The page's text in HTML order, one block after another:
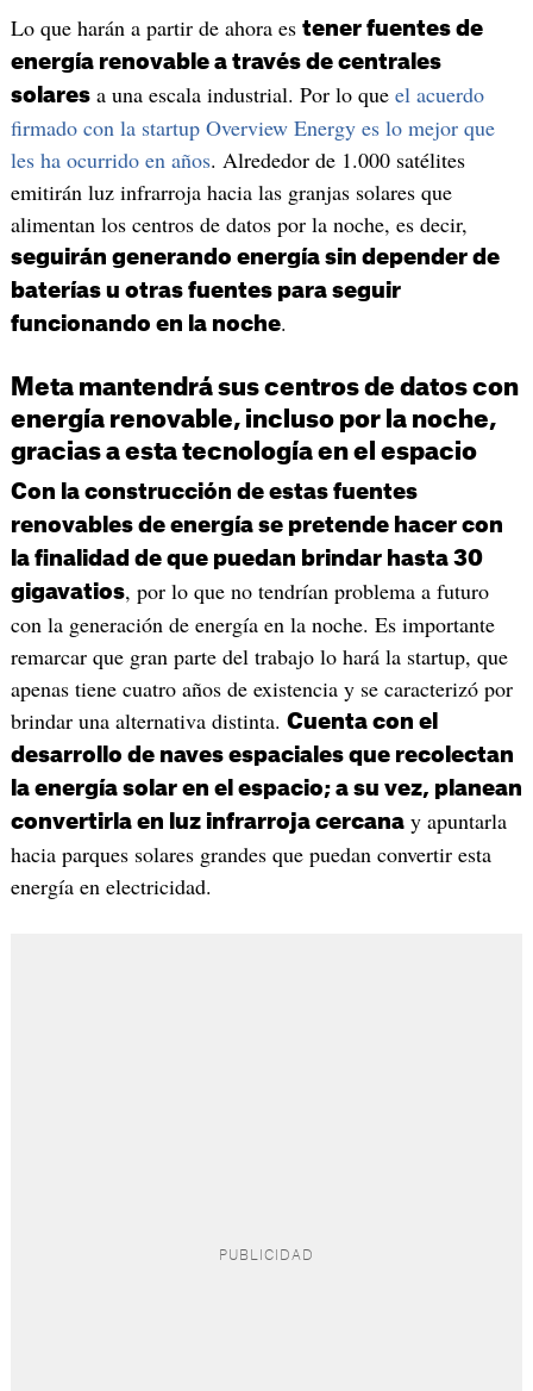
Lo que harán a partir de ahora es tener fuentes de
energía renovable a través de centrales
solaresa una escala industrial. Por lo que el acuerdo
firmado con la startup Overview Energy es lo mejor que
les ha ocurrido en años. Alrededor de 1.000 satélites
emitirán luz infrarroja hacia las granjas solares que
alimentan los centros de datos por la noche, es decir,
seguirán generando energía sin depender de
baterías u otras fuentes para seguir
funcionando en la noche.
Meta mantendrá sus centros de datos con
energía renovable, incluso por la noche,
gracias a esta tecnología en el espacio
Con la construcción de estas fuentes
renovables de energía se pretende hacer con
la finalidad de que puedan brindar hasta 30
gigavatios, por lo que no tendrían problema a futuro
con la generación de energía en la noche. Es importante
remarcar que gran parte del trabajo lo hará la startup, que
apenas tiene cuatro años de existencia y se caracterizó por
brindar una alternativa distinta. Cuenta con el
desarrollo de naves espaciales que recolectan
la energía solar en el espacio; a su vez, planean
convertirla en luz infrarroja cercanay apuntarla
hacia parques solares grandes que puedan convertir esta
energía en electricidad.